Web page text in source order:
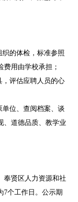
的体检，标准参照
费用由学校承担；
评估应聘人员的心
位、查阅档案、谈
、道德品质、教学业
贤区人力资源和社
7个工作日。公示期